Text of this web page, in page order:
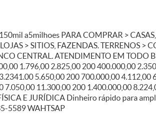
a5milhoes PARA COMPRAR > CASAS,
> SITIOS, FAZENDAS. TERRENOS >
CENTRAL. ATENDIMENTO EM TODO
1.796,00 2.825,00 200 400.000,00
5.650,00 200 700.000,00 4.112,00
7.050,00 11.300,00 200 1.400.000,00
E JURÍDICA Dinheiro rápido para
5589 WAHTSAP